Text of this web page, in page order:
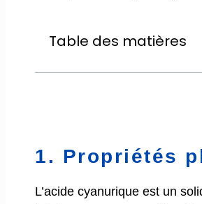
Table des matières
1. Propriétés
L’acide cyanurique est un